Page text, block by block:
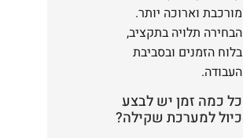
מורכבת וארוכה יותר.
הבחירה תלויה בתקציב,
בלוח הזמנים ובסביבת
העבודה.
כל כמה זמן יש לבצע
כיול למערכת שקילה?